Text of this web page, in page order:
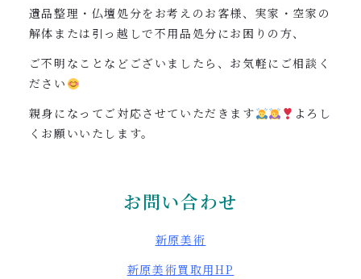
遺品整理・仏壇処分をお考えのお客様、実家・空家の
解体または引っ越しで不用品処分にお困りの方、
ご不明なことなどございましたら、お気軽にご相談く
ださい
親身になってご対応させていただきます
よろし
くお願いいたします。
お問い合わせ
新原美術
新原美術買取用HP